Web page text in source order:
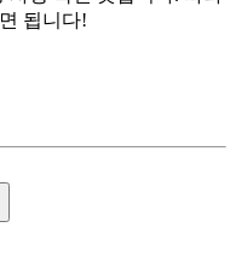
됩니다!